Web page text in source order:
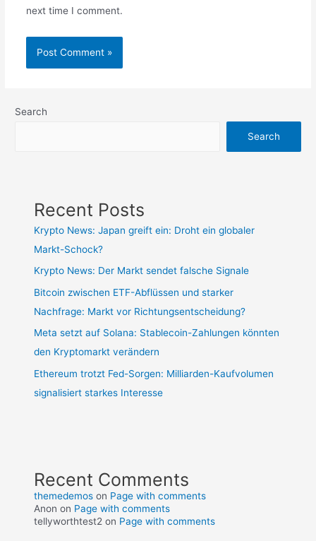
next time I comment.
Search
Search
Recent Posts
Krypto News: Japan greift ein: Droht ein globaler
Markt-Schock?
Krypto News: Der Markt sendet falsche Signale
Bitcoin zwischen ETF-Abflüssen und starker
Nachfrage: Markt vor Richtungsentscheidung?
Meta setzt auf Solana: Stablecoin-Zahlungen könnten
den Kryptomarkt verändern
Ethereum trotzt Fed-Sorgen: Milliarden-Kaufvolumen
signalisiert starkes Interesse
Recent Comments
themedemos on Page with comments
Anon on Page with comments
tellyworthtest2 on Page with comments